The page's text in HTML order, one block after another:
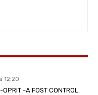
12:20
-A FOST CONTROL.